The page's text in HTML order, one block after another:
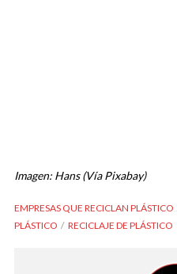
Imagen: Hans (Vía Pixabay)
EMPRESAS QUE RECICLAN PLÁSTICO
PLÁSTICO
RECICLAJE DE PLÁSTICO